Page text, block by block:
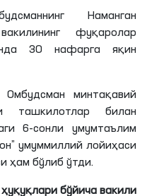
Наманган
фуқаролар
30 нафарга яқин
минтақавий
ташкилотлар билан
6-сонли умумтаълим
умуммиллий лойиҳаси
ҳам бўлиб ўтди.
бўйича вакили